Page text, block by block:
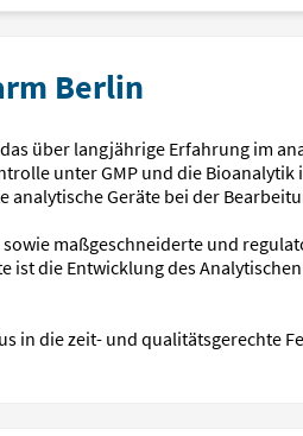
Berlin
über langjährige Erfahrung im
unter GMP und die Bioanalytik
analytische Geräte bei der
maßgeschneiderte und
die Entwicklung des
in die zeit- und qualitätsgerechte